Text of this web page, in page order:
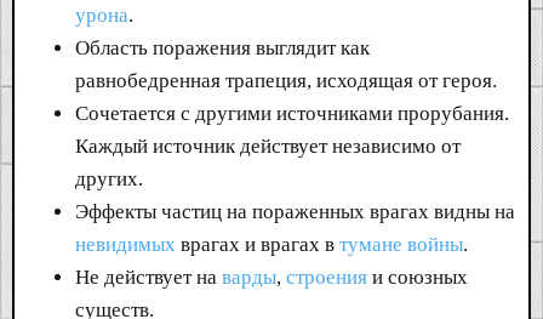
урона.
Область поражения выглядит как
равнобедренная трапеция, исходящая от героя.
Сочетается с другими источниками прорубания.
Каждый источник действует независимо от
других.
Эффекты частиц на пораженных врагах видны на
невидимых врагах и врагах в тумане войны.
Не действует на варды, строения и союзных
существ.